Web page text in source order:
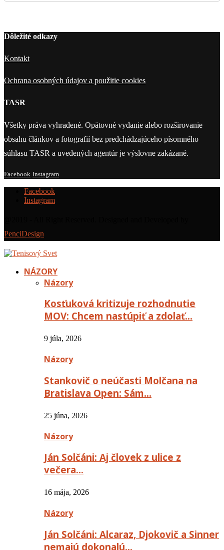
Dôležité odkazy
Kontakt
Ochrana osobných údajov a použitie cookies
TASR
Všetky práva vyhradené. Opätovné vydanie alebo rozširovanie
obsahu článkov a fotografií bez predchádzajúceho písomného
súhlasu TASR a uvedených agentúr je výslovne zakázané.
Facebook Instagram
Facebook
Instagram
PenciDesign
NÁZORY
Názory
Kosťuková kritizuje rozhodnutie
MOV: Chcem nastúpiť a zdolať…
9 júla, 2026
Názory
Stankovič o neúčasti Molčana na
Bratislava Open: Sám…
25 júna, 2026
Názory
Ján Solčáni: Aj človek z ulice z
večera…
16 mája, 2026
Názory
Ján Solčáni: Alcaraz, Djokovič a Sinner
nemajú dokonalú…